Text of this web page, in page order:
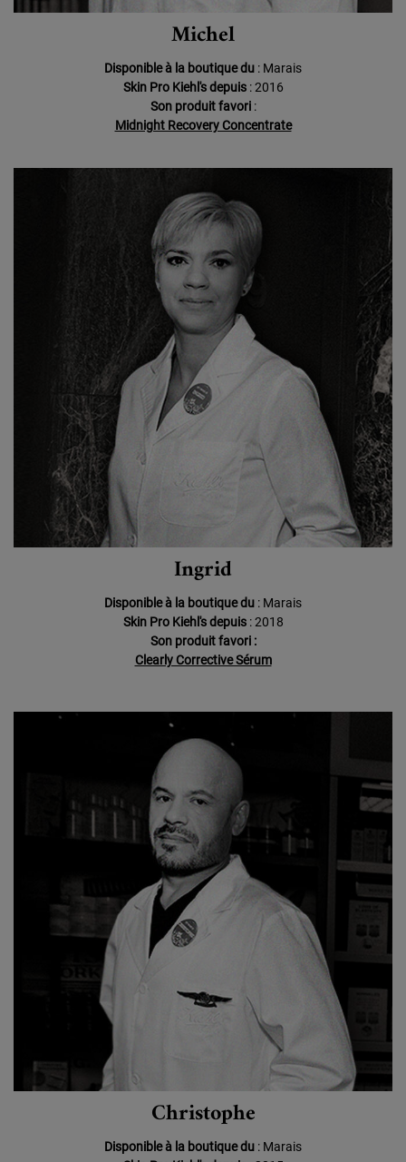
Michel
Disponible à la boutique du : Marais
Skin Pro Kiehl's depuis: 2016
Son produit favori:
Midnight Recovery Concentrate
Ingrid
Disponible à la boutique du : Marais
Skin Pro Kiehl's depuis: 2018
Son produit favori :
Clearly Corrective Sérum
Christophe
Disponible à la boutique du : Marais